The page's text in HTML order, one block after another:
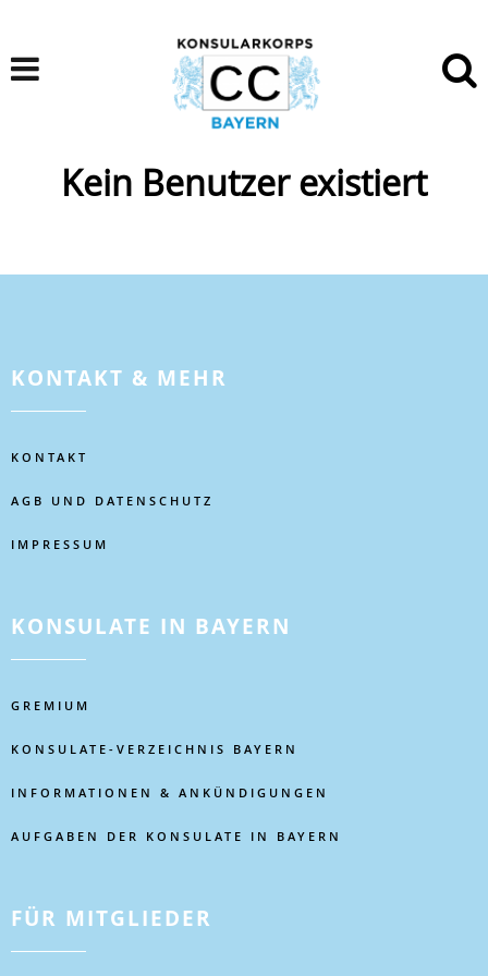
Kein Benutzer existiert
KONTAKT & MEHR
KONTAKT
AGB UND DATENSCHUTZ
IMPRESSUM
KONSULATE IN BAYERN
GREMIUM
KONSULATE-VERZEICHNIS BAYERN
INFORMATIONEN & ANKÜNDIGUNGEN
AUFGABEN DER KONSULATE IN BAYERN
FÜR MITGLIEDER